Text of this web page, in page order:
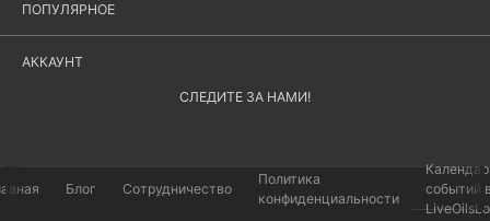
ПОПУЛЯРНОЕ
АККАУНТ
СЛЕДИТЕ ЗА НАМИ!
Блог Сотрудничество
Политика
конфиденциальности
событий